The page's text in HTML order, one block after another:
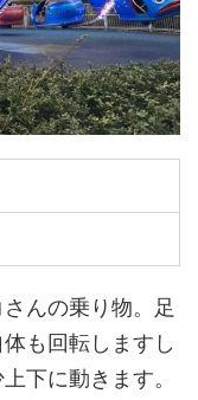
んの乗り物。足
も回転しますし
下に動きます。